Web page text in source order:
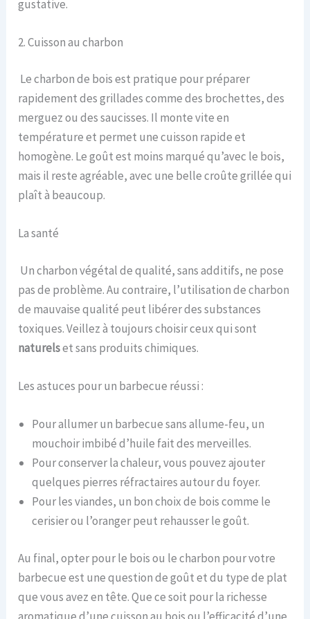
gustative.
2. Cuisson au charbon
Le charbon de bois est pratique pour préparer
rapidement des grillades comme des brochettes, des
merguez ou des saucisses. Il monte vite en
température et permet une cuisson rapide et
homogène. Le goût est moins marqué qu’avec le bois,
mais il reste agréable, avec une belle croûte grillée qui
plaît à beaucoup.
La santé
Un charbon végétal de qualité, sans additifs, ne pose
pas de problème. Au contraire, l’utilisation de charbon
de mauvaise qualité peut libérer des substances
toxiques. Veillez à toujours choisir ceux qui sont
naturelset sans produits chimiques.
Les astuces pour un barbecue réussi :
Pour allumer un barbecue sans allume-feu, un
mouchoir imbibé d’huile fait des merveilles.
Pour conserver la chaleur, vous pouvez ajouter
quelques pierres réfractaires autour du foyer.
Pour les viandes, un bon choix de bois comme le
cerisier ou l’oranger peut rehausser le goût.
Au final, opter pour le bois ou le charbon pour votre
barbecue est une question de goût et du type de plat
que vous avez en tête. Que ce soit pour la richesse